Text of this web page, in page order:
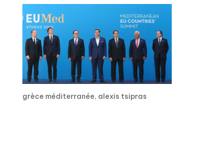
grèce méditerranée, alexis tsipras